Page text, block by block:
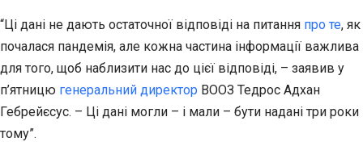
“Ці дані не дають остаточної відповіді на питання про те, як
почалася пандемія, але кожна частина інформації важлива
для того, щоб наблизити нас до цієї відповіді, – заявив у
п’ятницю генеральний директор ВООЗ Тедрос Адхан
Гебрейєсус. – Ці дані могли – і мали – бути надані три роки
тому”.